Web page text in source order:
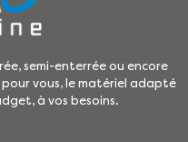
semi-enterrée ou encore
pour vous, le matériel adapté
à vos besoins.